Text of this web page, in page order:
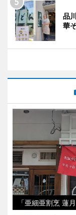
品
華
「亜細亜割烹 蓮